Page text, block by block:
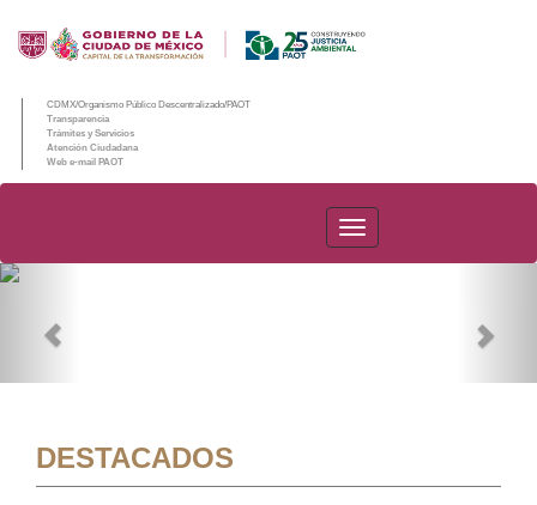
CDMX/Organismo Público Descentralizado/PAOT
Transparencia
Trámites y Servicios
Atención Ciudadana
Web e-mail PAOT
PAOT
DESTACADOS